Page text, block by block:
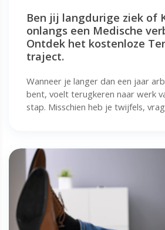
Ben jij langdurige ziek of
onlangs een Medische
Ontdek het kostenloze
traject.
Wanneer je langer dan een jaar
bent, voelt terugkeren naar werk
stap. Misschien heb je twijfels,